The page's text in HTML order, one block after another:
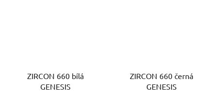
ZIRCON 660 bílá
GENESIS
ZIRCON 660 černá
GENESIS